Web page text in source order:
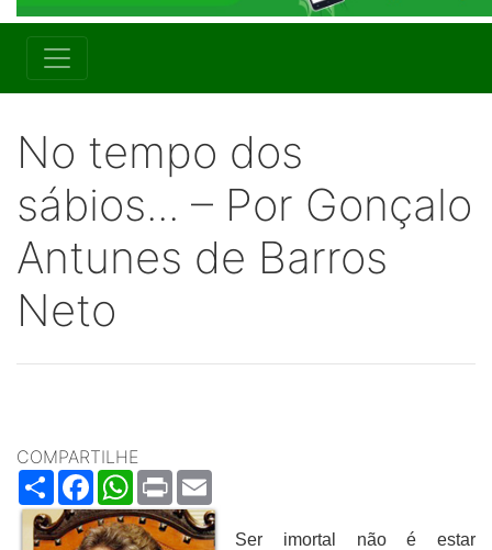
No tempo dos
sábios... – Por Gonçalo
Antunes de Barros
Neto
COMPARTILHE
ShareFacebookWhatsApp
Print
Ser imortal não é estar